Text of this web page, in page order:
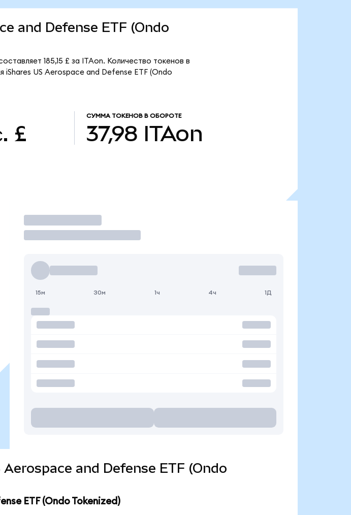
and Defense ETF (Ondo
185,15 £ за ITAon. Количество токенов в
US Aerospace and Defense ETF (Ondo
£
СУММА ТОКЕНОВ В ОБОРОТЕ
37,98 ITAon
Торговать
15м 30м 1ч 4ч 1Д
Aerospace and Defense ETF (Ondo
ETF (Ondo Tokenized)